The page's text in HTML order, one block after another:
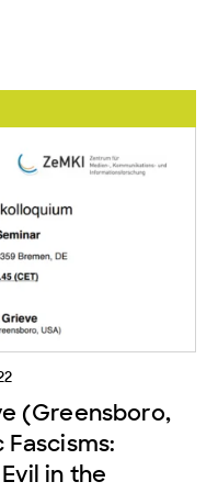
(Greensboro,
Fascisms:
in the